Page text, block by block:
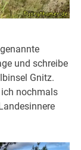
und schreibe
Gnitz.
nochmals